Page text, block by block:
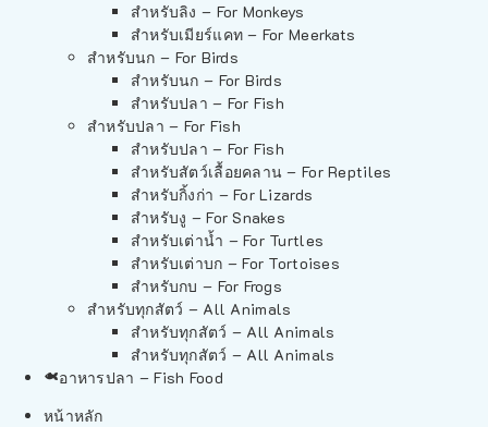
สำหรับลิง – For Monkeys
สำหรับเมียร์แคท – For Meerkats
สำหรับนก – For Birds
สำหรับนก – For Birds
สำหรับปลา – For Fish
สำหรับปลา – For Fish
สำหรับปลา – For Fish
สำหรับสัตว์เลื้อยคลาน – For Reptiles
สำหรับกิ้งก่า – For Lizards
สำหรับงู – For Snakes
สำหรับเต่าน้ำ – For Turtles
สำหรับเต่าบก – For Tortoises
สำหรับกบ – For Frogs
สำหรับทุกสัตว์ – All Animals
สำหรับทุกสัตว์ – All Animals
สำหรับทุกสัตว์ – All Animals
อาหารปลา – Fish Food
หน้าหลัก